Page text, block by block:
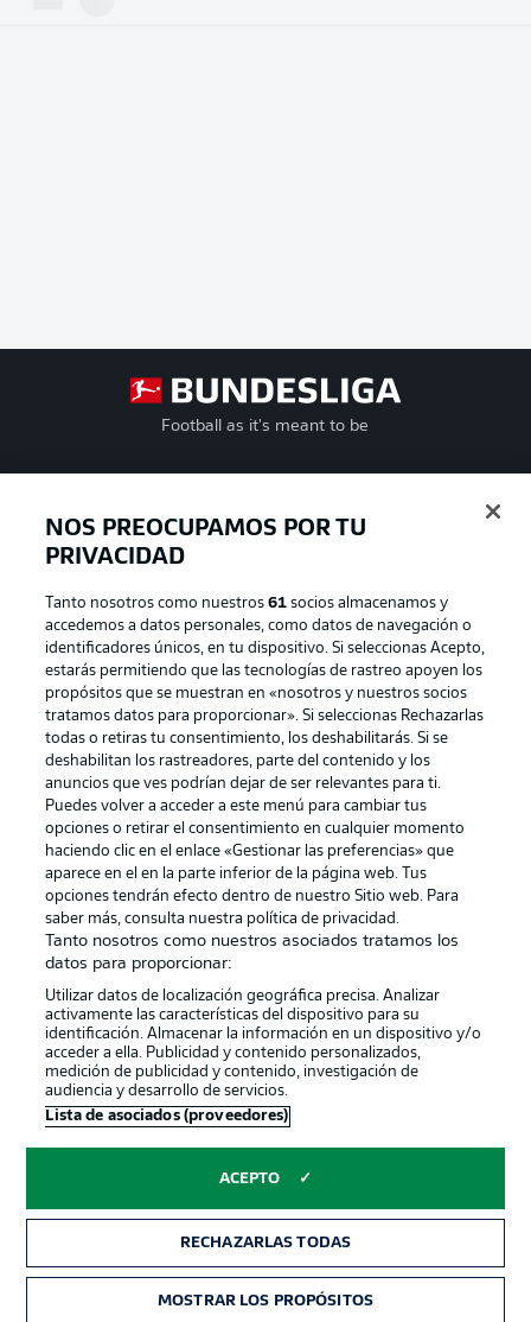
Football as it's meant to be
Official Partners
Publicidad Aviso legal
Gestionar las preferencias Declaracion de privacidad
Canales Trabajos
Jugadores Condiciones de uso
Sello Editorial
NOS PREOCUPAMOS POR TU
PRIVACIDAD
Tanto nosotros como nuestros61 socios almacenamos y
accedemos a datos personales, como datos de navegación o
identificadores únicos, en tu dispositivo. Si seleccionas Acepto,
estarás permitiendo que las tecnologías de rastreo apoyen los
propósitos que se muestran en «nosotros y nuestros socios
tratamos datos para proporcionar». Si seleccionas Rechazarlas
todas o retiras tu consentimiento, los deshabilitarás. Si se
deshabilitan los rastreadores, parte del contenido y los
anuncios que ves podrían dejar de ser relevantes para ti.
Puedes volver a acceder a este menú para cambiar tus
opciones o retirar el consentimiento en cualquier momento
haciendo clic en el enlace «Gestionar las preferencias» que
aparece en el en la parte inferior de la página web. Tus
opciones tendrán efecto dentro de nuestro Sitio web. Para
saber más, consulta nuestra política de privacidad.
Tanto nosotros como nuestros asociados tratamos los
datos para proporcionar:
Utilizar datos de localización geográfica precisa. Analizar
activamente las características del dispositivo para su
identificación. Almacenar la información en un dispositivo y/o
acceder a ella. Publicidad y contenido personalizados,
medición de publicidad y contenido, investigación de
audiencia y desarrollo de servicios.
Lista de asociados (proveedores)
ACEPTO
RECHAZARLAS TODAS
MOSTRAR LOS PROPÓSITOS